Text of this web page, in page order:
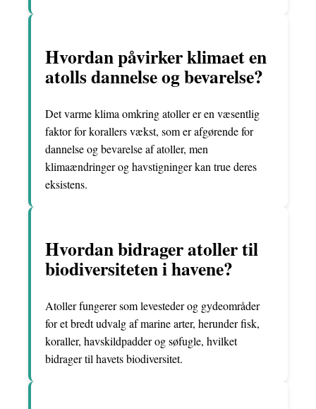
Hvordan påvirker klimaet en
atolls dannelse og bevarelse?
Det varme klima omkring atoller er en væsentlig
faktor for korallers vækst, som er afgørende for
dannelse og bevarelse af atoller, men
klimaændringer og havstigninger kan true deres
eksistens.
Hvordan bidrager atoller til
biodiversiteten i havene?
Atoller fungerer som levesteder og gydeområder
for et bredt udvalg af marine arter, herunder fisk,
koraller, havskildpadder og søfugle, hvilket
bidrager til havets biodiversitet.